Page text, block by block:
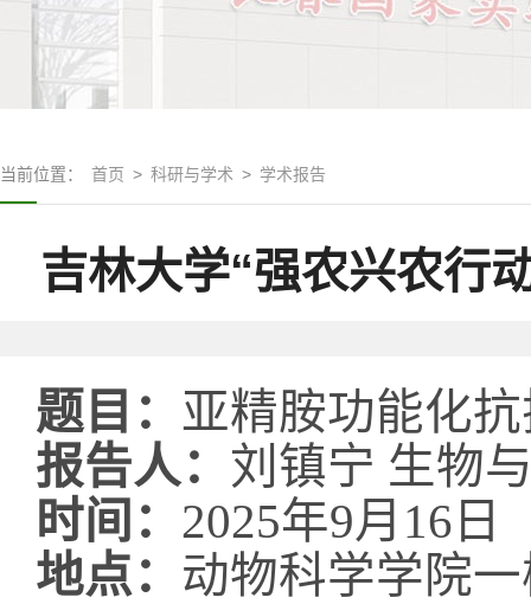
当前位置： 首页 > 科研与学术 > 学术报告
吉林大学“强农兴农行
题目： 亚精胺功能化
报告人： 刘镇宁 生物
时间： 2025年9月 16 日
地点： 动物科学学院